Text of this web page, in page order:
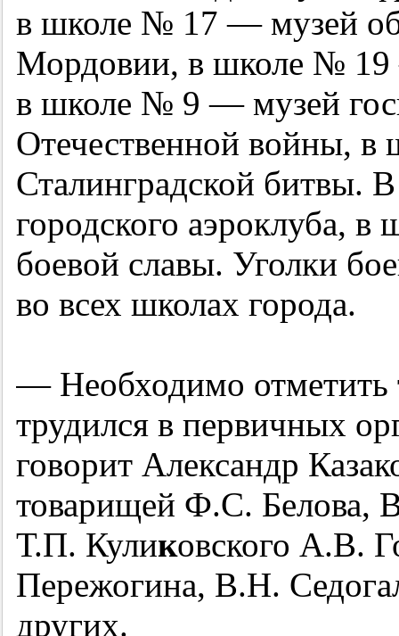
в школе № 17 — музей
Мордовии, в школе № 19
в школе № 9 — музей
Отечественной войны,
Сталинградской битвы.
городского аэроклуба,
боевой славы. Уголки
во всех школах города.
— Необходимо отметить
трудился в первичных
говорит Александр
товарищей Ф.С. Белова,
Т.П. Куликовского А.В.
Пережогина, В.Н.
других.